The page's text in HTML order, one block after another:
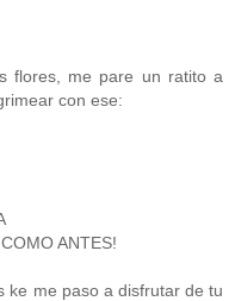
flores, me pare un ratito a
con ese:
ANTES!
ke me paso a disfrutar de tu